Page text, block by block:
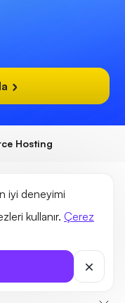
iyi deneyimi
kullanır. Çerez
Hosting